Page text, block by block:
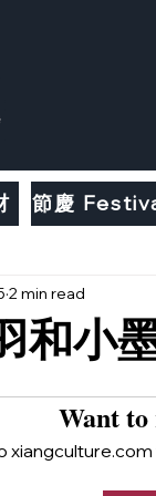
節慶
和小
2 min read
Want to